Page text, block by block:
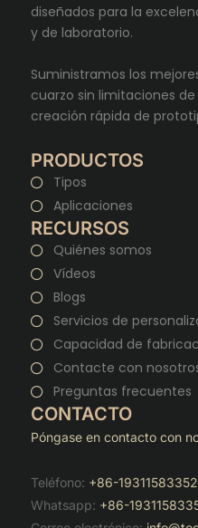
diseñados para la
y de laboratorio.
Suministramos los
cuarzo sin limitaciones
creación rápida de
PRODUCTOS
Tipos
Aplicaciones
RECURSOS
Quiénes somos
Vídeos
Blogs
Servicios de
Capacidad de
Contacte con
Preguntas frecuentes
CONTACTO
Póngase en contacto con
Teléfono: +86-19311583352
Whatsapp: +86-